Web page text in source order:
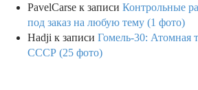
PavelCarse к записи Контрольные
под заказ на любую тему (1 фото)
Hadji к записи Гомель-30: Атомная
СССР (25 фото)